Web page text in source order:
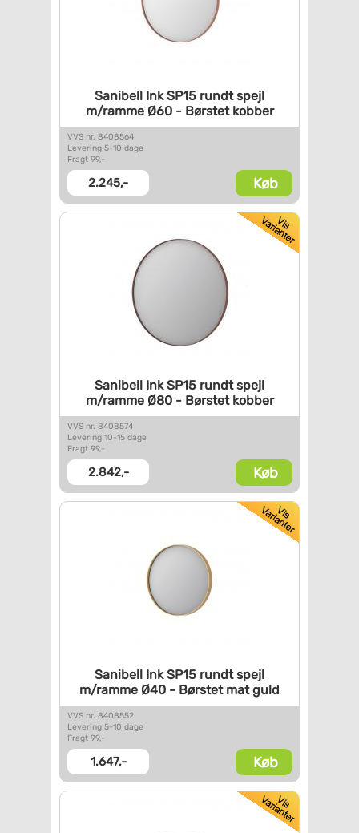
Sanibell Ink SP15 rundt spejl
m/ramme Ø60 - Børstet kobber
VVS nr. 8408564
Levering 5-10 dage
Fragt 99,-
2.245,- Køb
Sanibell Ink SP15 rundt spejl
m/ramme Ø80 - Børstet kobber
VVS nr. 8408574
Levering 10-15 dage
Fragt 99,-
2.842,- Køb
Sanibell Ink SP15 rundt spejl
m/ramme Ø40 - Børstet mat guld
VVS nr. 8408552
Levering 5-10 dage
Fragt 99,-
1.647,- Køb